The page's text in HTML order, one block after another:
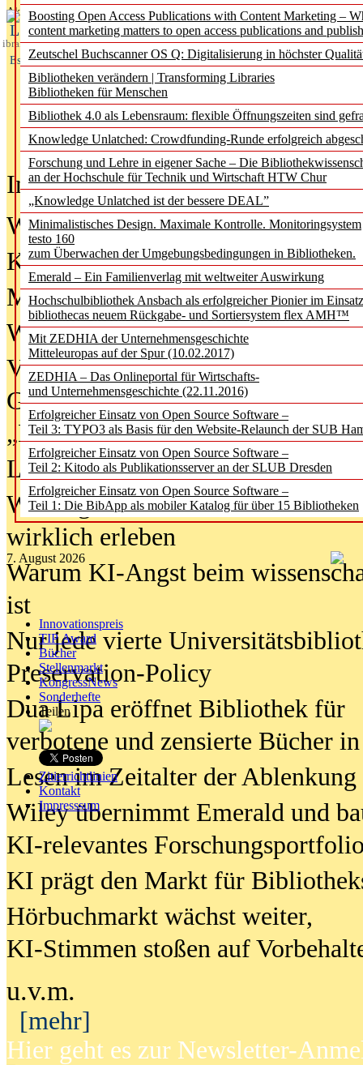
Boosting Open Access Publications with Content Marketing –
content marketing matters to open access publications and
Zeutschel Buchscanner OS Q: Digitalisierung in höchster
Bibliotheken verändern | Transforming Libraries
Bibliotheken für Menschen
Bibliothek 4.0 als Lebensraum: flexible Öffnungszeiten sind
Knowledge Unlatched: Crowdfunding-Runde erfolgreich
Forschung und Lehre in eigener Sache – Die
an der Hochschule für Technik und Wirtschaft HTW Chur
„Knowledge Unlatched ist der bessere DEAL”
Minimalistisches Design. Maximale Kontrolle. Monitoringsystem
testo 160
zum Überwachen der Umgebungsbedingungen in Bibliotheken.
Emerald – Ein Familienverlag mit weltweiter Auswirkung
Hochschulbibliothek Ansbach als erfolgreicher Pionier im
bibliothecas neuem Rückgabe- und Sortiersystem flex AMH™
Mit ZEDHIA der Unternehmensgeschichte
Mitteleuropas auf der Spur (10.02.2017)
ZEDHIA – Das Onlineportal für Wirtschafts-
und Unternehmensgeschichte (22.11.2016)
Erfolgreicher Einsatz von Open Source Software –
Teil 3: TYPO3 als Basis für den Website-Relaunch der SUB
Erfolgreicher Einsatz von Open Source Software –
Teil 2: Kitodo als Publikationsserver an der SLUB Dresden
Erfolgreicher Einsatz von Open Source Software –
Teil 1: Die BibApp als mobiler Katalog für über 15 Bibliotheken
7. August 2026
Innovationspreis
TIP Award
Bücher
Stellenmarkt
KongressNews
Sonderhefte
Teilen
Zitierrichtlinien
Kontakt
Impresssum
Aktuelles aus
L
ibrary
Essentials
In der Ausgabe06/2026(August
Was Hochschul­bibliotheken von
Kinder in der digitalen Welt
Metadaten als Infrastruktur
Wenn Bots katalogisieren
Von Abschlusskleidern bis
Geisterjagd-Ausrüstung in der
„Library of Things“ unterwegs
Lesen als Infrastrukturaufgabe
Wie Jugendliche Social Media
wirklich erleben
Warum KI-Angst beim
ist
Nur jede vierte
Preservation-Policy
Dua Lipa eröffnet Bibliothek für
verbotene und zensierte Bücher
Lesen im Zeitalter der Ablenkung
Wiley übernimmt Emerald und
KI-relevantes
KI prägt den Markt für
Hörbuchmarkt wächst weiter,
KI-Stimmen stoßen auf
u.v.m.
[mehr]
Hier geht es zur Newsletter-